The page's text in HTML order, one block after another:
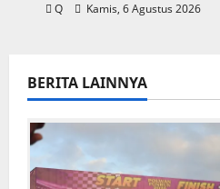
Q Kamis, 6 Agustus 2026
BERITA LAINNYA